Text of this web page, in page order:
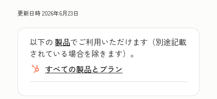
更新日時2026年6月23日
以下の 製品でご利用いただけます（別途記載
されている場合を除きます）。
すべての製品とプラン